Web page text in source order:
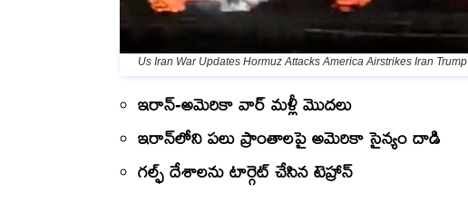
Us Iran War Updates Hormuz Attacks America Airstrikes Iran Trump
ఇరాన్-అమెరికా వార్ మళ్లీ మొదలు
ఇరాన్‌లోని పలు ప్రాంతాలపై అమెరికా సైన్యం దాడి
గల్ఫ్ దేశాలను టార్గెట్ చేసిన టెహ్రాన్